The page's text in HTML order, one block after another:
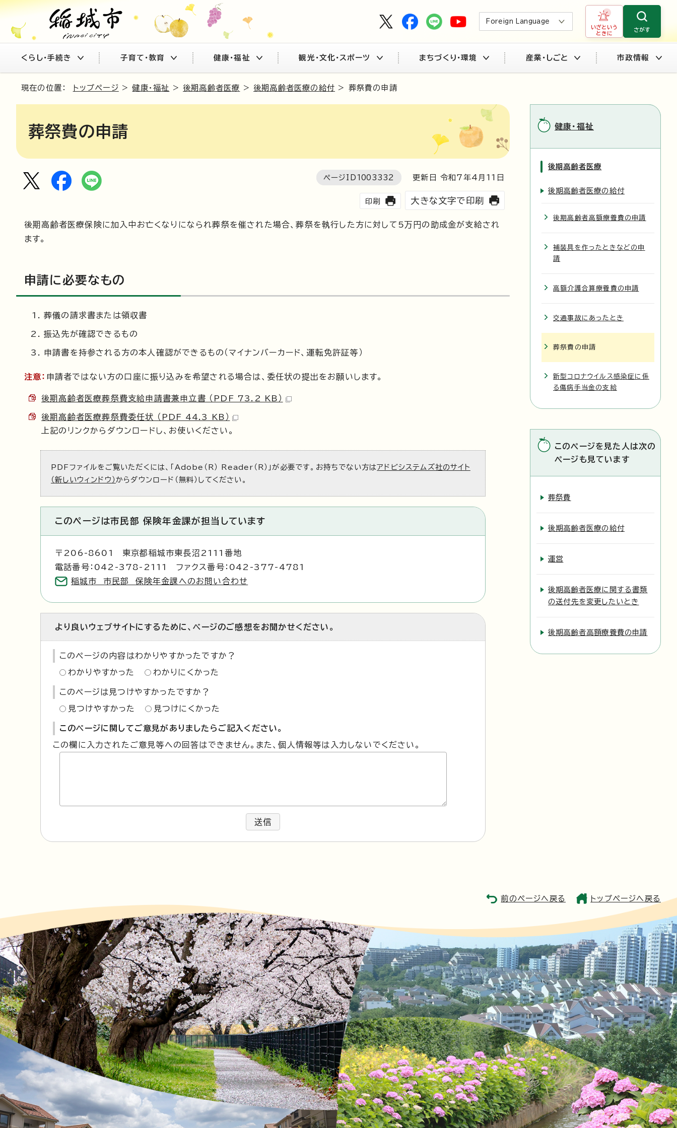
Foreign Language
いざという
ときに
さがす
くらし・手続き 子育て・教育 健康・福祉 観光・文化・スポーツ まちづくり・環境 産業・しごと 市政情報
現在の位置： トップページ >健康・福祉 >後期高齢者医療 >後期高齢者医療の給付 > 葬祭費の申請
葬祭費の申請
ページID 1003332 更新日 令和7年4月 11 日
印刷 大きな文字で印刷
後期高齢者医療保険に加入中お亡くなりになられ葬祭を催された場合、葬祭を執行した方に対して5万円の助成金が支給され
ます。
申請に必要なもの
葬儀の請求書または領収書
振込先が確認できるもの
申請書を持参される方の本人確認ができるもの（マイナンバーカード、運転免許証等）
注意： 申請者ではない方の口座に振り込みを希望される場合は、委任状の提出をお願いします。
後期高齢者医療葬祭費支給申請書兼申立書 （PDF 73.2 KB）
後期高齢者医療葬祭費委任状 （PDF 44.3 KB）
上記のリンクからダウンロードし、お使いください。
PDFファイルをご覧いただくには、「Adobe（R） Reader（R）」が必要です。お持ちでない方はアドビシステムズ社のサイト
（新しいウィンドウ）からダウンロード（無料）してください。
このページは市民部 保険年金課が担当しています
〒206-8601 東京都稲城市東長沼2111番地
電話番号：042-378-2111 ファクス番号：042-377-4781
稲城市 市民部 保険年金課へのお問い合わせ
より良いウェブサイトにするために、ページのご感想をお聞かせください。
このページの内容はわかりやすかったですか？
わかりやすかった わかりにくかった
このページは見つけやすかったですか？
見つけやすかった 見つけにくかった
このページに関してご意見がありましたらご記入ください。
この欄に入力されたご意見等への回答はできません。また、個人情報等は入力しないでください。
送信
健康・福祉
後期高齢者医療
後期高齢者医療の給付
後期高齢者高額療養費の申請
補装具を作ったときなどの申
請
高額介護合算療養費の申請
交通事故にあったとき
葬祭費の申請
新型コロナウイルス感染症に係
る傷病手当金の支給
このページを見た人は次の
ページも見ています
葬祭費
後期高齢者医療の給付
運営
後期高齢者医療に関する書類
の送付先を変更したいとき
後期高齢者高額療養費の申請
前のページへ戻る トップページへ戻る